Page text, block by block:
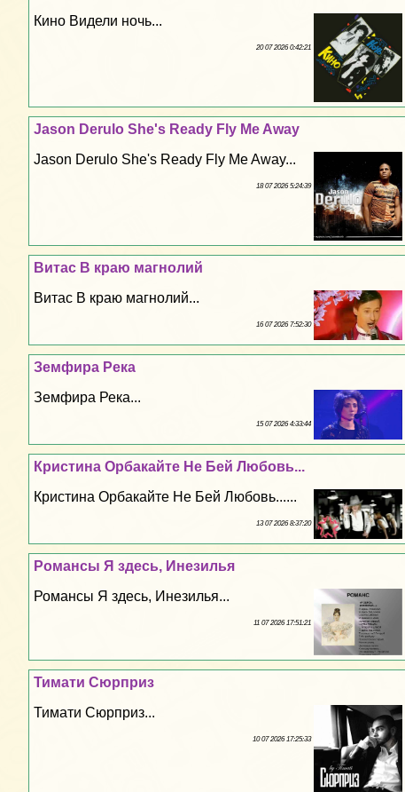
Кино Видели ночь...
20 07 2026 0:42:21
Jason Derulo She's Ready Fly Me Away
Jason Derulo She's Ready Fly Me Away...
18 07 2026 5:24:39
Витас В краю магнолий
Витас В краю магнолий...
16 07 2026 7:52:30
Земфира Река
Земфира Река...
15 07 2026 4:33:44
Кристина Орбакайте Не Бей Любовь...
Кристина Орбакайте Не Бей Любовь......
13 07 2026 8:37:20
Романсы Я здесь, Инезилья
Романсы Я здесь, Инезилья...
11 07 2026 17:51:21
Тимати Сюрприз
Тимати Сюрприз...
10 07 2026 17:25:33